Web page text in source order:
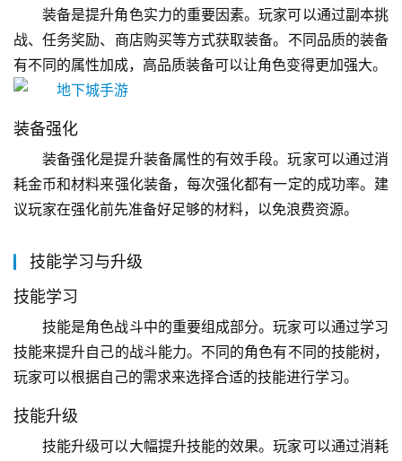
装备是提升角色实力的重要因素。玩家可以通过副本挑
战、任务奖励、商店购买等方式获取装备。不同品质的装备
有不同的属性加成，高品质装备可以让角色变得更加强大。
装备强化
装备强化是提升装备属性的有效手段。玩家可以通过消
耗金币和材料来强化装备，每次强化都有一定的成功率。建
议玩家在强化前先准备好足够的材料，以免浪费资源。
技能学习与升级
技能学习
技能是角色战斗中的重要组成部分。玩家可以通过学习
技能来提升自己的战斗能力。不同的角色有不同的技能树，
玩家可以根据自己的需求来选择合适的技能进行学习。
技能升级
技能升级可以大幅提升技能的效果。玩家可以通过消耗